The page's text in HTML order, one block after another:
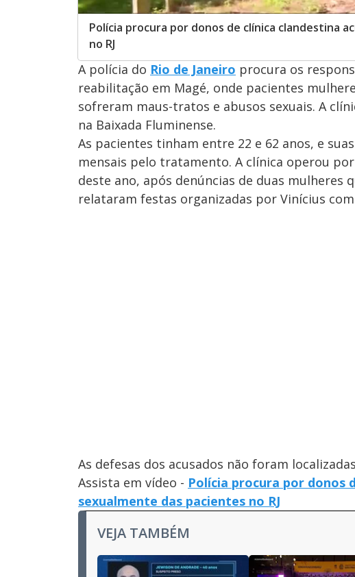
Polícia procura por donos de clínica clandestina
no RJ
A polícia do Rio de Janeiro procura os
reabilitação em Magé, onde pacientes
sofreram maus-tratos e abusos sexuais. A
na Baixada Fluminense.
As pacientes tinham entre 22 e 62 anos, e
mensais pelo tratamento. A clínica operou
deste ano, após denúncias de duas mulheres
relataram festas organizadas por Vinícius
As defesas dos acusados não foram
Assista em vídeo - Polícia procura por donos
sexualmente das pacientes no RJ
VEJA TAMBÉM